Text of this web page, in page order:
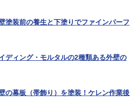
塗装前の養生と下塗りでファインパーフ
ディング・モルタルの2種類ある外壁の
の幕板（帯飾り）を塗装！ケレン作業後